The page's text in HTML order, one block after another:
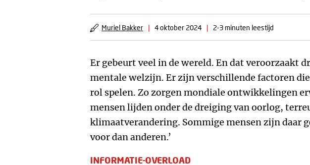
Muriel Bakker | 4 oktober 2024 | 2-3 minuten leestijd
Er gebeurt veel in de wereld. En dat veroorzaakt
mentale welzijn. Er zijn verschillende factoren
rol spelen. Zo zorgen mondiale ontwikkelingen
mensen lijden onder de dreiging van oorlog,
klimaatverandering. Sommige mensen zijn daar
voor dan anderen.’
INFORMATIE-OVERLOAD